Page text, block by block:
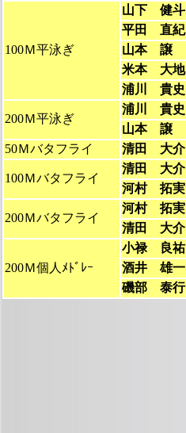
100Ｍ平泳ぎ
山下 健斗
平田 直紀
山本 譲
米本 大地
浦川 貴史
200Ｍ平泳ぎ
浦川 貴史
山本 譲
50Ｍバタフライ
清田 大介
100Ｍバタフライ
清田 大介
河村 拓実
200Ｍバタフライ
河村 拓実
清田 大介
200Ｍ個人ﾒﾄﾞﾚｰ
小禄 良祐
酒井 雄一
磯部 泰行